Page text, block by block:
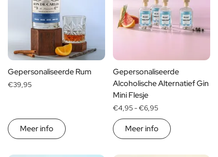
Gepersonaliseerde Rum
€39,95
Meer info
Gepersonaliseerde
Alcoholische Alternatief Gin
Mini Flesje
€4,95 -€6,95
Meer info